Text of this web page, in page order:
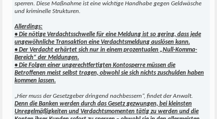
sperren. Diese Maßnahme ist eine wichtige Handhabe gegen Geldwäsche
und kriminelle Strukturen.
Allerdings:
• Die nötige Verdachtsschwelle für eine Meldung ist so gering, dass jede
ungewöhnliche Transaktion eine Verdachtsmeldung auslösen kann.
• Der Verdacht erhärtet sich nur in einem prozentualen „Null-Komma-
Bereich“ der Meldungen.
• Die Folgen einer ungerechtfertigten Kontosperre müssen die
Betroffenen meist selbst tragen, obwohl sie sich nichts zuschulden haben
kommen lassen.
„Hier muss der Gesetzgeber dringend nachbessern“, findet der Anwalt.
Denn die Banken werden durch das Gesetz gezwungen, bei kleinsten
Unregelmäßigkeiten und Verdachtsmomenten tätig zu werden und die